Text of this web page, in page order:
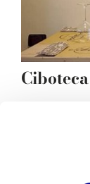
Ciboteca
©